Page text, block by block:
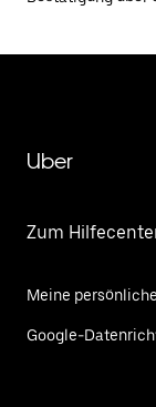
Uber
Zum
Meine
Google-